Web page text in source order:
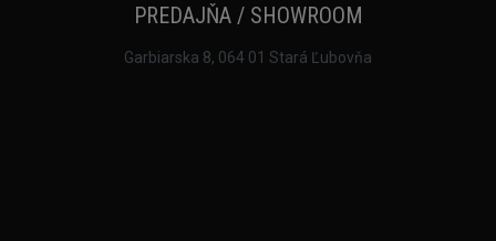
PREDAJŇA / SHOWROOM
Garbiarska 8, 064 01 Stará Ľubovňa